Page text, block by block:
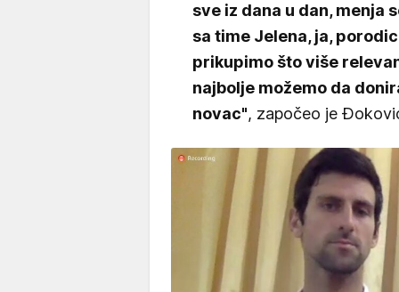
sve iz dana u dan, menja
sa time Jelena, ja,
prikupimo što više
najbolje možemo da
novac", započeo je